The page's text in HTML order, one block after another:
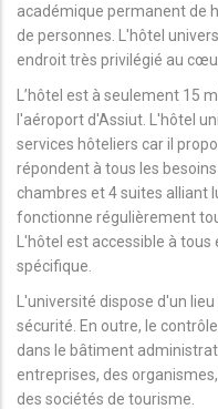
académique permanent de
de personnes. L'hôtel
endroit très privilégié au
L’hôtel est à seulement 15
l'aéroport d'Assiut. L'hôtel
services hôteliers car il
répondent à tous les
chambres et 4 suites alliant
fonctionne régulièrement
L'hôtel est accessible à tous
spécifique.
L'université dispose d'un
sécurité. En outre, le
dans le bâtiment
entreprises, des
des sociétés de tourisme.